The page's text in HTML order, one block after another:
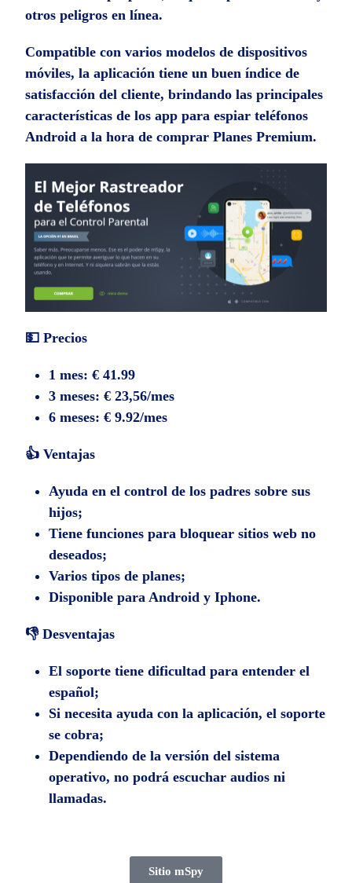
otros peligros en línea.
Compatible con varios modelos de dispositivos
móviles, la aplicación tiene un buen índice de
satisfacción del cliente, brindando las principales
características de los app para espiar teléfonos
Android a la hora de comprar Planes Premium.
💵 Precios
1 mes: € 41.99
3 meses: € 23,56/mes
6 meses: € 9.92/mes
👍 Ventajas
Ayuda en el control de los padres sobre sus
hijos;
Tiene funciones para bloquear sitios web no
deseados;
Varios tipos de planes;
Disponible para Android y Iphone.
👎 Desventajas
El soporte tiene dificultad para entender el
español;
Si necesita ayuda con la aplicación, el soporte
se cobra;
Dependiendo de la versión del sistema
operativo, no podrá escuchar audios ni
llamadas.
Sitio mSpy